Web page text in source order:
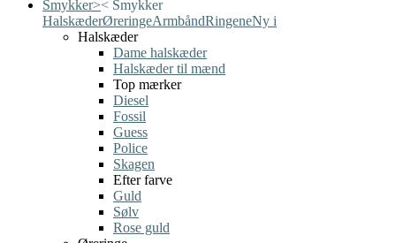
Smykker>< Smykker
HalskæderØreringeArmbåndRingeneNy i
Halskæder
Dame halskæder
Halskæder til mænd
Top mærker
Diesel
Fossil
Guess
Police
Skagen
Efter farve
Guld
Sølv
Rose guld